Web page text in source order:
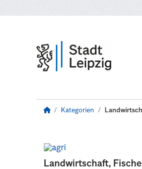
Kategorien
Landwirtschaft,